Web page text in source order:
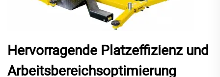
Hervorragende Platzeffizienz und
Arbeitsbereichsoptimierung